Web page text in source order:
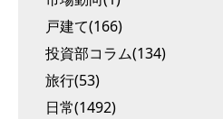
戸建て(166)
投資部コラム(134)
旅行(53)
日常(1492)